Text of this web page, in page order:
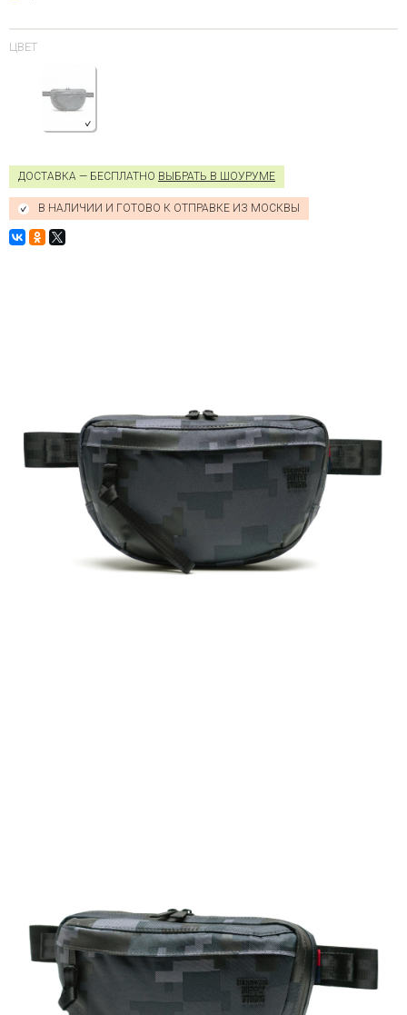
ЦВЕТ
ДОСТАВКА — БЕСПЛАТНО ВЫБРАТЬ В ШОУРУМЕ
В НАЛИЧИИ И ГОТОВО К ОТПРАВКЕ ИЗ МОСКВЫ